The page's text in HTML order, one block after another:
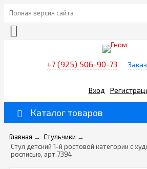
Полная версия сайта
+7 (925) 506-90-73
Вход
Каталог товаров
Главная → Стульчики →
Стул детский 1-й ростовой категории с
росписью, арт.7394